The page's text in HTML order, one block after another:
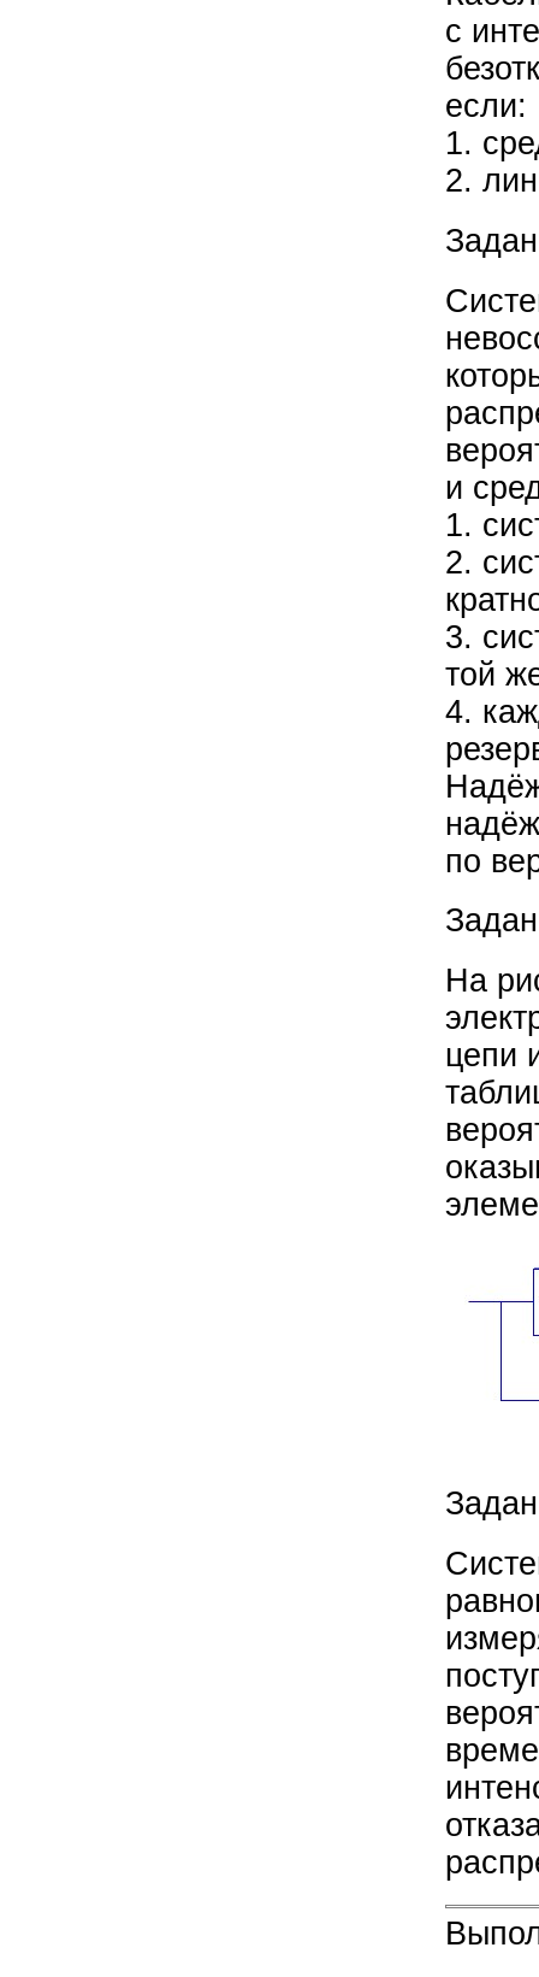
с
если:
1.
2.
и
1.
2.
3.
той
4.
по
На
цепи